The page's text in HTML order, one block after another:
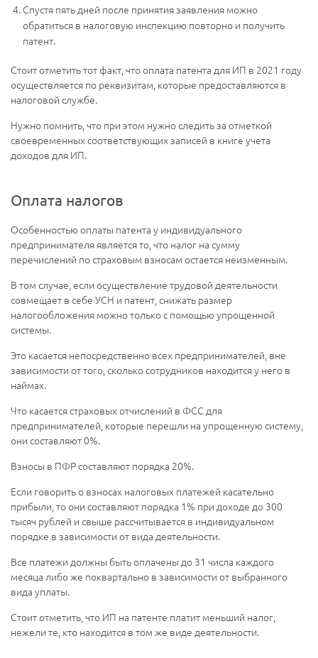
Спустя пять дней после принятия заявления можно
обратиться в налоговую инспекцию повторно и получить
патент.
Стоит отметить тот факт, что оплата патента для ИП в 2021 году
осуществляется по реквизитам, которые предоставляются в
налоговой службе.
Нужно помнить, что при этом нужно следить за отметкой
своевременных соответствующих записей в книге учета
доходов для ИП.
Оплата налогов
Особенностью оплаты патента у индивидуального
предпринимателя является то, что налог на сумму
перечислений по страховым взносам остается неизменным.
В том случае, если осуществление трудовой деятельности
совмещает в себе УСН и патент, снижать размер
налогообложения можно только с помощью упрощенной
системы.
Это касается непосредственно всех предпринимателей, вне
зависимости от того, сколько сотрудников находится у него в
наймах.
Что касается страховых отчислений в ФСС для
предпринимателей, которые перешли на упрощенную систему,
они составляют 0%.
Взносы в ПФР составляют порядка 20%.
Если говорить о взносах налоговых платежей касательно
прибыли, то они составляют порядка 1% при доходе до 300
тысяч рублей и свыше рассчитывается в индивидуальном
порядке в зависимости от вида деятельности.
Все платежи должны быть оплачены до 31 числа каждого
месяца либо же поквартально в зависимости от выбранного
вида уплаты.
Стоит отметить, что ИП на патенте платит меньший налог,
нежели те, кто находится в том же виде деятельности.